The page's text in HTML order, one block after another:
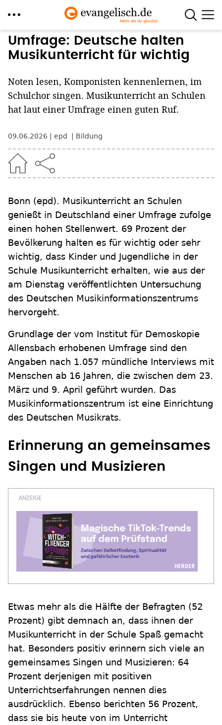
Direkt
zum
Umfrage: Deutsche halten
Musikunterricht für wichtig
Noten lesen, Komponisten kennenlernen, im
Schulchor singen. Musikunterricht an Schulen
hat laut einer Umfrage einen guten Ruf.
09.06.2026 epd Bildung
Bonn (epd). Musikunterricht an Schulen
genießt in Deutschland einer Umfrage zufolge
einen hohen Stellenwert. 69 Prozent der
Bevölkerung halten es für wichtig oder sehr
wichtig, dass Kinder und Jugendliche in der
Schule Musikunterricht erhalten, wie aus der
am Dienstag veröffentlichten Untersuchung
des Deutschen Musikinformationszentrums
hervorgeht.
Grundlage der vom Institut für Demoskopie
Allensbach erhobenen Umfrage sind den
Angaben nach 1.057 mündliche Interviews mit
Menschen ab 16 Jahren, die zwischen dem 23.
März und 9. April geführt wurden. Das
Musikinformationszentrum ist eine Einrichtung
des Deutschen Musikrats.
Erinnerung an gemeinsames
Singen und Musizieren
Etwas mehr als die Hälfte der Befragten (52
Prozent) gibt demnach an, dass ihnen der
Musikunterricht in der Schule Spaß gemacht
hat. Besonders positiv erinnern sich viele an
gemeinsames Singen und Musizieren: 64
Prozent derjenigen mit positiven
Unterrichtserfahrungen nennen dies
ausdrücklich. Ebenso berichten 56 Prozent,
dass sie bis heute von im Unterricht